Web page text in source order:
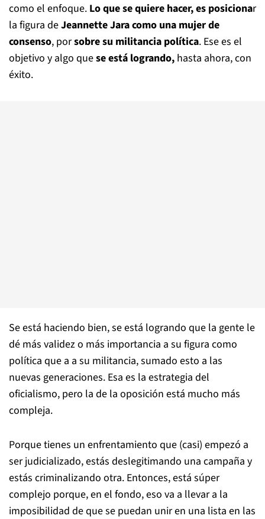
como el enfoque. Lo que se quiere hacer, es posicionar
la figura deJeannette Jara como una mujer de
consenso, porsobre su militancia política. Ese es el
objetivo y algo quese está logrando, hasta ahora, con
éxito.
Se está haciendo bien, se está logrando que la gente le
dé más validez o más importancia a su figura como
política que a a su militancia, sumado esto a las
nuevas generaciones. Esa es la estrategia del
oficialismo, pero la de la oposición está mucho más
compleja.
Porque tienes un enfrentamiento que (casi) empezó a
ser judicializado, estás deslegitimando una campaña y
estás criminalizando otra. Entonces, está súper
complejo porque, en el fondo, eso va a llevar a la
imposibilidad de que se puedan unir en una lista en las